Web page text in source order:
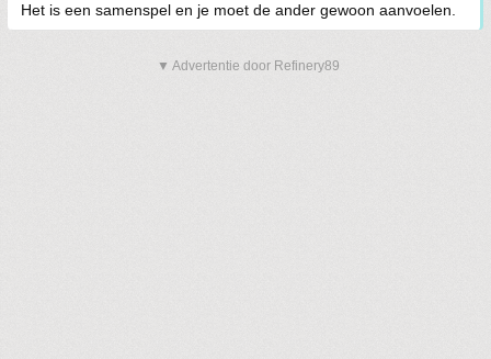
Het is een samenspel en je moet de ander gewoon aanvoelen.
▼ Advertentie door Refinery89